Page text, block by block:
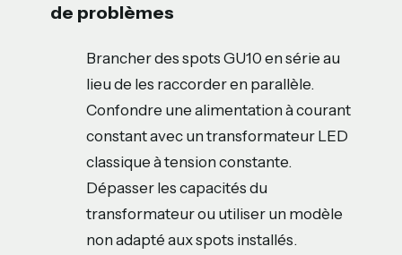
de problèmes
Brancher des spots GU10 en série au
lieu de les raccorder en parallèle.
Confondre une alimentation à courant
constant avec un transformateur LED
classique à tension constante.
Dépasser les capacités du
transformateur ou utiliser un modèle
non adapté aux spots installés.